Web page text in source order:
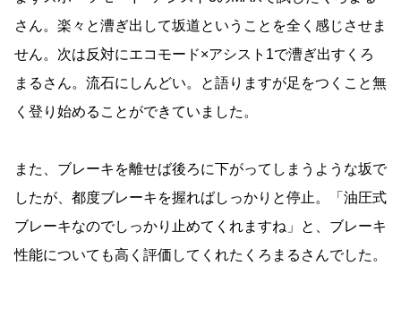
さん。楽々と漕ぎ出して坂道ということを全く感じさせま
せん。次は反対にエコモード×アシスト1で漕ぎ出すくろ
まるさん。流石にしんどい。と語りますが足をつくこと無
く登り始めることができていました。
また、ブレーキを離せば後ろに下がってしまうような坂で
したが、都度ブレーキを握ればしっかりと停止。「油圧式
ブレーキなのでしっかり止めてくれますね」と、ブレーキ
性能についても高く評価してくれたくろまるさんでした。